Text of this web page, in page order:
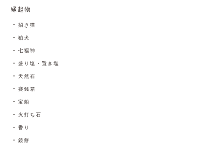
縁起物
招き猫
狛犬
七福神
盛り塩・置き塩
天然石
賽銭箱
宝船
火打ち石
香り
鏡餅